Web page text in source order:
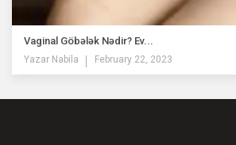
Vaginal Göbələk Nədir? Ev...
Yazar Nabila February 22, 2023